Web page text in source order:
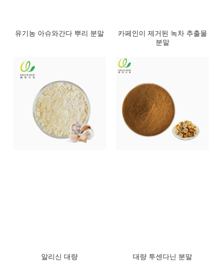
유기농 아슈와간다 뿌리 분말
카페인이 제거된 녹차 추출물
분말
알리신 대량 대량 투센다닌 분말